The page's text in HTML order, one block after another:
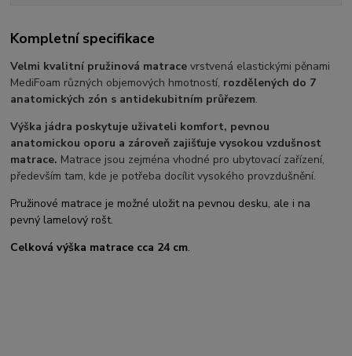
Kompletní specifikace
Velmi kvalitní pružinová matrace vrstvená elastickými pěnami
MediFoam různých objemových hmotností, rozdělených do 7
anatomických zón s antidekubitním průřezem.
Výška jádra poskytuje uživateli komfort, pevnou
anatomickou oporu a zároveň zajišťuje vysokou vzdušnost
matrace. Matrace jsou zejména vhodné pro ubytovací zařízení,
především tam, kde je potřeba docílit vysokého provzdušnění.
Pružinové matrace je možné uložit na pevnou desku, ale i na
pevný lamelový rošt.
Celková výška matrace cca 24 cm.